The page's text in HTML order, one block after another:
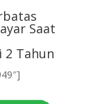
Saat
2 Tahun